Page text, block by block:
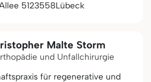
5123558Lübeck
Malte Storm
und Unfallchirurgie
für regenerative und